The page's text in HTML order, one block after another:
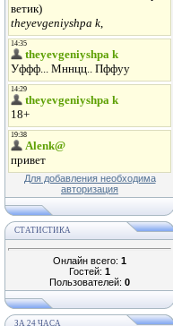
Для добавления необходима
авторизация
СТАТИСТИКА
Онлайн всего: 1
Гостей: 1
Пользователей: 0
ЗА 24 ЧАСА